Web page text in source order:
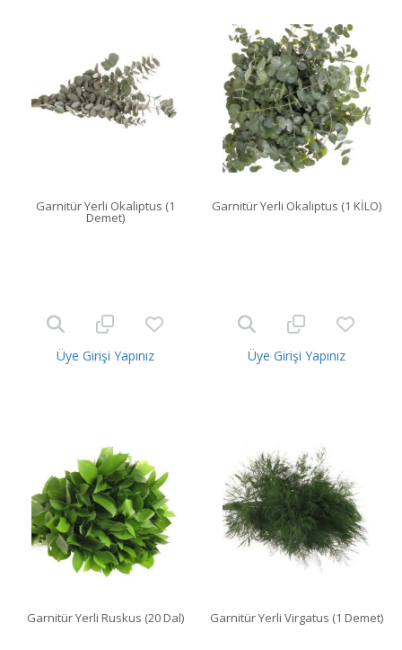
Garnitür Yerli Okaliptus (1
Demet)
Üye Girişi Yapınız
Garnitür Yerli Okaliptus (1 KİLO)
Üye Girişi Yapınız
Garnitür Yerli Ruskus (20 Dal) Garnitür Yerli Virgatus (1 Demet)